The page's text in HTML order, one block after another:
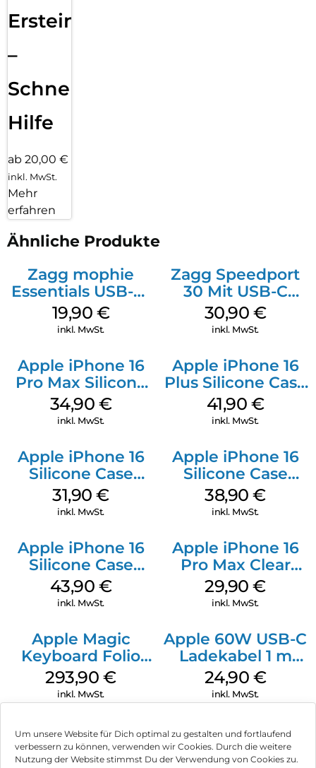
Um unsere Website für Dich optimal zu gestalten und fortlaufend
verbessern zu können, verwenden wir Cookies. Durch die weitere
Nutzung der Website stimmst Du der Verwendung von Cookies zu.
Ersteinrichtung
–
Schnelle
Hilfe
ab 20,00 €
inkl. MwSt.
Mehr
erfahren
Ähnliche Produkte
Zagg mophie
Essentials USB-C-
20W Charger PD
Weiß
19,90 €
inkl. MwSt.
Zagg Speedport
30 Mit USB-C
Kabel Weiß
30,90 €
inkl. MwSt.
Apple iPhone 16
Pro Max Silicone
Case MagSafe
Denim
34,90 €
inkl. MwSt.
Apple iPhone 16
Plus Silicone Case
MagSafe Stone
Gray
41,90 €
inkl. MwSt.
Apple iPhone 16
Silicone Case
MagSafe Fuchsia
31,90€
inkl. MwSt.
Apple iPhone 16
Silicone Case
MagSafe
Ultramarine
38,90€
inkl. MwSt.
Apple iPhone 16
Silicone Case
MagSafe Plum
43,90 €
inkl. MwSt.
Apple iPhone 16
Pro Max Clear
Case MagSafe
Transparent
29,90€
inkl. MwSt.
Apple Magic
Keyboard Folio
iPad 10.9″ (10.Gen.)
Weiß
293,90€
inkl. MwSt.
Apple 60W USB-C
Ladekabel 1 m
Weiß
24,90 €
inkl. MwSt.